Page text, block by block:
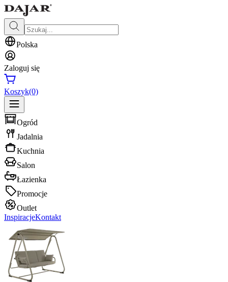
Polska
Zaloguj się
Koszyk(0)
Ogród
Jadalnia
Kuchnia
Salon
Łazienka
Promocje
Outlet
InspiracjeKontakt